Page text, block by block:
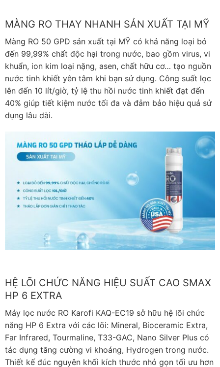
MÀNG RO THAY NHANH SẢN XUẤT TẠI MỸ
Màng RO 50 GPD sản xuất tại MỸ có khả năng loại bỏ
đến 99,99% chất độc hại trong nước, bao gồm virus, vi
khuẩn, ion kim loại nặng, asen, chất hữu cơ… tạo nguồn
nước tinh khiết yên tâm khi bạn sử dụng. Công suất lọc
lên đến 10 lít/giờ, tỷ lệ thu hồi nước tinh khiết đạt đến
40% giúp tiết kiệm nước tối đa và đảm bảo hiệu quả sử
dụng lâu dài.
HỆ LÕI CHỨC NĂNG HIỆU SUẤT CAO SMAX
HP 6 EXTRA
Máy lọc nước RO Karofi KAQ-EC19 sở hữu hệ lõi chức
năng HP 6 Extra với các lõi: Mineral, Bioceramic Extra,
Far Infrared, Tourmaline, T33-GAC, Nano Silver Plus có
tác dụng tăng cường vi khoáng, Hydrogen trong nước.
Thiết kế đúc nguyên khối kích thước nhỏ gọn tối ưu hơn